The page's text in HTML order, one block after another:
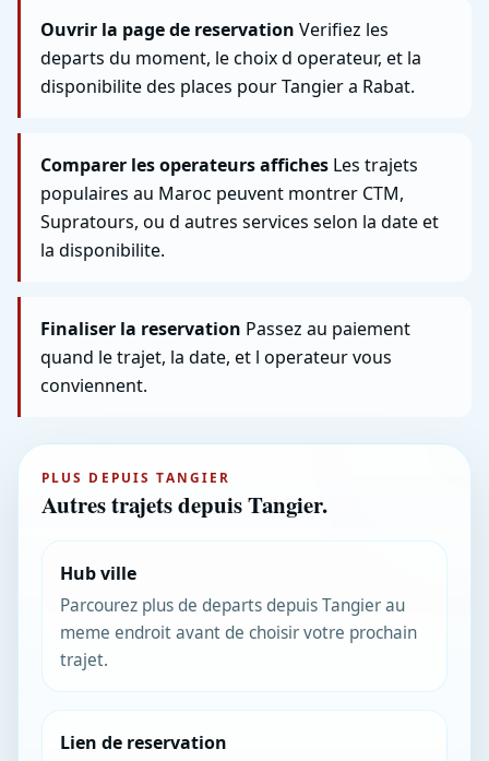
Ouvrir la page de reservation Verifiez les
departs du moment, le choix d operateur, et la
disponibilite des places pour Tangier a Rabat.
Comparer les operateurs affiches Les trajets
populaires au Maroc peuvent montrer CTM,
Supratours, ou d autres services selon la date et
la disponibilite.
Finaliser la reservation Passez au paiement
quand le trajet, la date, et l operateur vous
conviennent.
PLUS DEPUIS TANGIER
Autres trajets depuis Tangier.
Hub ville
Parcourez plus de departs depuis Tangier au
meme endroit avant de choisir votre prochain
trajet.
Lien de reservation